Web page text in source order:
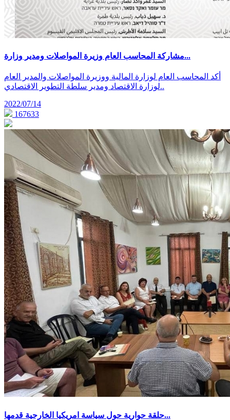
مشاركة المحاسب العام وزيرة المواصلات ومدير وزارة...
أكد المحاسب العام لوزارة المالية ووزيرة المواصلات والمدير العام
لوزارة الاقتصاد ومدير سلطة التطوير الاقتصادي..
2022/07/14
167633
حلقة حوارية حول سياسة امريكيا الخارجية قدمها...